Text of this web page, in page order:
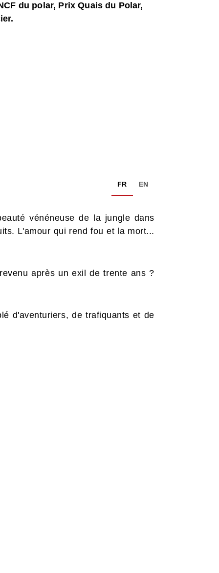
du polar, Prix Quais du Polar,
FR EN
vénéneuse de la jungle dans
L'amour qui rend fou et la mort...
après un exil de trente ans ?
d'aventuriers, de trafiquants et de